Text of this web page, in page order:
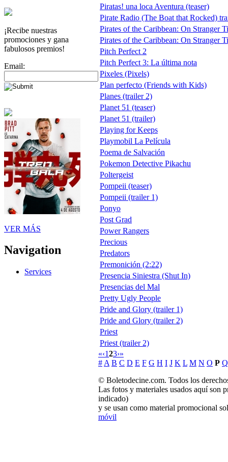
¡Recibe nuestras
promociones y gana
fabulosos premios!
Email:
VER MÁS
Navigation
Services
Piratas! una loca Aventura (teaser)
Pirate Radio (The Boat that Rocked)
Pirates of the Caribbean: On Stranger
Pirates of the Caribbean: On Stranger
Pitch Perfect 2
Pitch Perfect 3: La última nota
Pixeles (Pixels)
Plan perfecto (Friends with Kids)
Planes (trailer 2)
Planet 51 (teaser)
Planet 51 (trailer)
Playing for Keeps
Playmobil La Película
Poema de Salvación
Pokemon Detective Pikachu
Poltergeist
Pompeii (teaser)
Pompeii (trailer 1)
Ponyo
Post Grad
Power Rangers
Precious
Predators
Premonición (2:22)
Presencia Siniestra (Shut In)
Presencias del Mal
Pretty Ugly People
Pride and Glory (trailer 1)
Pride and Glory (trailer 2)
Priest
Priest (trailer 2)
«‹123›»
# A B C D E F G H I J K L M N O P Q
© Boletodecine.com. Todos los
Las fotos y materiales usados aquí son
indicado)
y se usan como material promocional
móvil